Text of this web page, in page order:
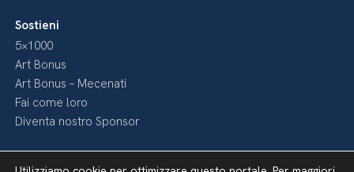
Sostieni
5×1000
Art Bonus
Art Bonus – Mecenati
Fai come loro
Diventa nostro Sponsor